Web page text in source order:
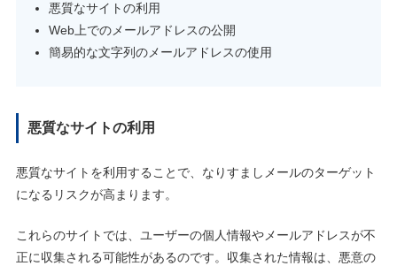
悪質なサイトの利用
Web上でのメールアドレスの公開
簡易的な文字列のメールアドレスの使用
悪質なサイトの利用
悪質なサイトを利用することで、なりすましメールのターゲット
になるリスクが高まります。
これらのサイトでは、ユーザーの個人情報やメールアドレスが不
正に収集される可能性があるのです。収集された情報は、悪意の